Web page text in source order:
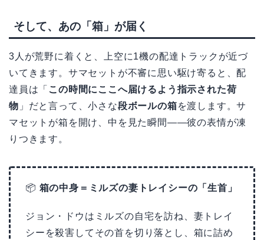
そして、あの「箱」が届く
3人が荒野に着くと、上空に1機の配達トラックが近づ
いてきます。サマセットが不審に思い駆け寄ると、配
達員は「 この時間にここへ届けるよう指示された荷
物 」だと言って、小さな段ボールの箱を渡します。サ
マセットが箱を開け、中を見た瞬間——彼の表情が凍
りつきます。
📦 箱の中身＝ミルズの妻トレイシーの「生首」
ジョン・ドウはミルズの自宅を訪ね、妻トレイ
シーを殺害してその首を切り落とし、箱に詰め